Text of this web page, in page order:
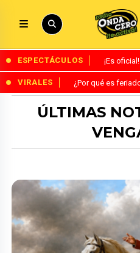
ESPECTÁCULOS ¡Es
VIRALES ¿Por qué es
ÚLTIMAS